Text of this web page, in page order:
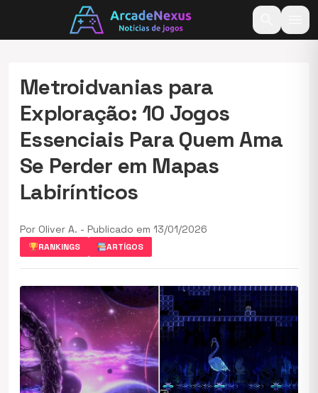
Metroidvanias para
Exploração: 10 Jogos
Essenciais Para Quem Ama
Se Perder em Mapas
Labirínticos
Por Oliver A. - Publicado em 13/01/2026
RANKINGS ARTÍGOS